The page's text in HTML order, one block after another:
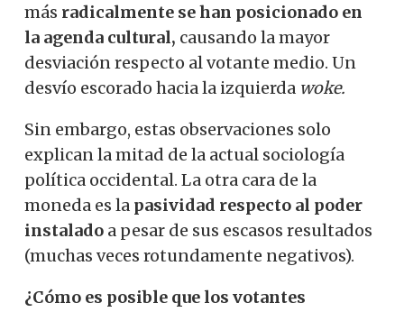
más radicalmente se han posicionado en
la agenda cultural, causando la mayor
desviación respecto al votante medio. Un
desvío escorado hacia la izquierda woke.
Sin embargo, estas observaciones solo
explican la mitad de la actual sociología
política occidental. La otra cara de la
moneda es la pasividad respecto al poder
instalado a pesar de sus escasos resultados
(muchas veces rotundamente negativos).
¿Cómo es posible que los votantes